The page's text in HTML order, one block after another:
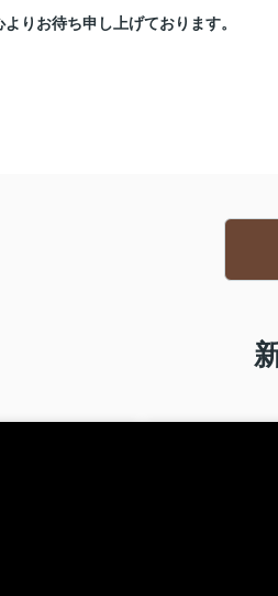
りお待ち申し上げております。
ら売却をお任せされた土地の